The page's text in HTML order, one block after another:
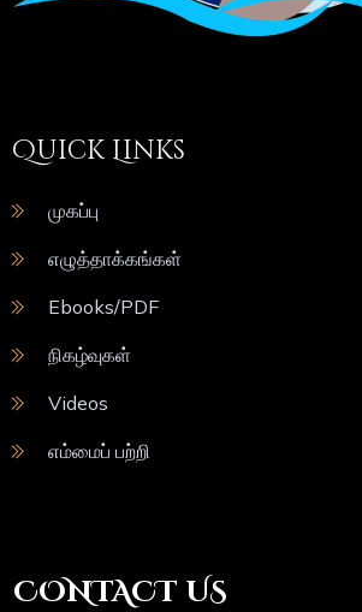
Quick Links
முகப்பு
எழுத்தாக்கங்கள்
Ebooks/PDF
நிகழ்வுகள்
Videos
எம்மைப் பற்றி
CONTACT US